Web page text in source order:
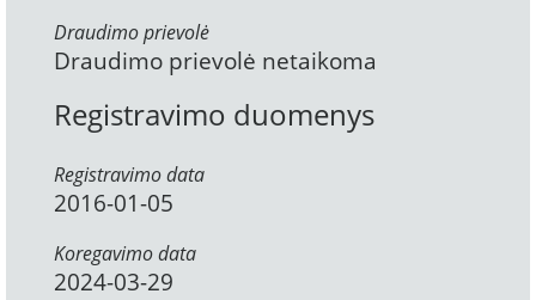
Draudimo prievolė
Draudimo prievolė netaikoma
Registravimo duomenys
Registravimo data
2016-01-05
Koregavimo data
2024-03-29